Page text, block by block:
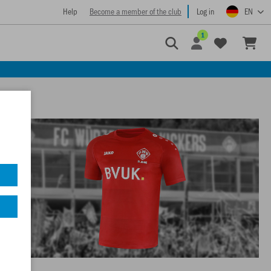
Help Become a member of the club Log in EN
1